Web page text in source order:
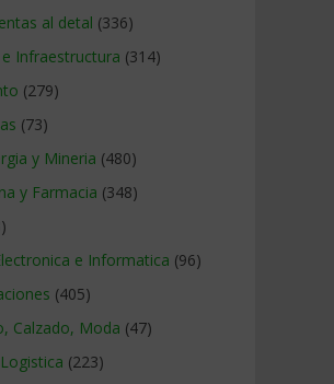
al detal (336)
Infraestructura (314)
(279)
(73)
y Mineria (480)
y Farmacia (348)
e Informatica (96)
(405)
Calzado, Moda (47)
(223)